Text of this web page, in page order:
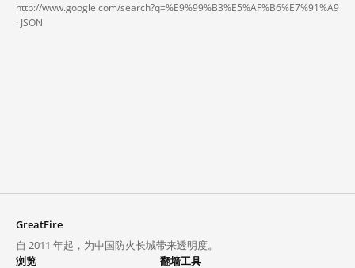
http://www.google.com/search?q=%E9%99%B3%E5%AF%B6%E7%91%A9
· JSON
GreatFire
自 2011 年起，为中国防火长城带来透明度。
浏览
翻墙工具